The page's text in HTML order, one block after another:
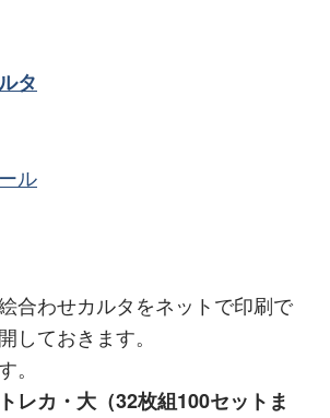
タ
ル
合わせカルタをネットで印刷で
しておきます。
。
カ・大（32枚組100セットま